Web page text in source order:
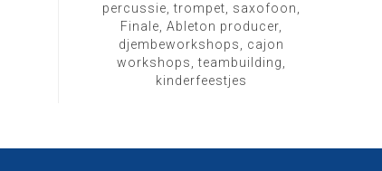
percussie, trompet, saxofoon,
Finale, Ableton producer,
djembeworkshops, cajon
workshops, teambuilding,
kinderfeestjes